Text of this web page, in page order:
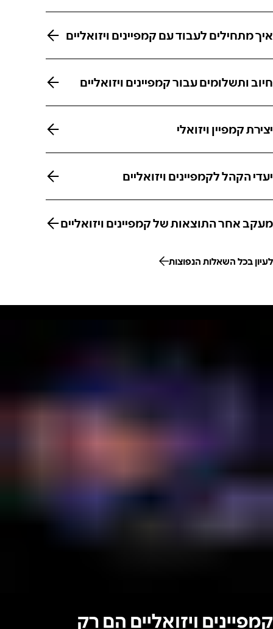
איך מתחילים לעבוד עם קמפיינים ויזואליים
איך מתחילים לעבוד עם קמפיינים ויזואליים
חיוב ותשלומים עבור קמפיינים ויזואליים
חיוב ותשלומים עבור קמפיינים ויזואליים
יצירת קמפיין ויזואלי
יצירת קמפיין ויזואלי
יעדי הקהל לקמפיינים ויזואליים
יעדי הקהל לקמפיינים ויזואליים
מעקב אחר התוצאות של קמפיינים ויזואליים
מעקב אחר התוצאות של קמפיינים ויזואליים
לעיון בכל השאלות הנפוצות
קמפיינים ויזואליים הם רק